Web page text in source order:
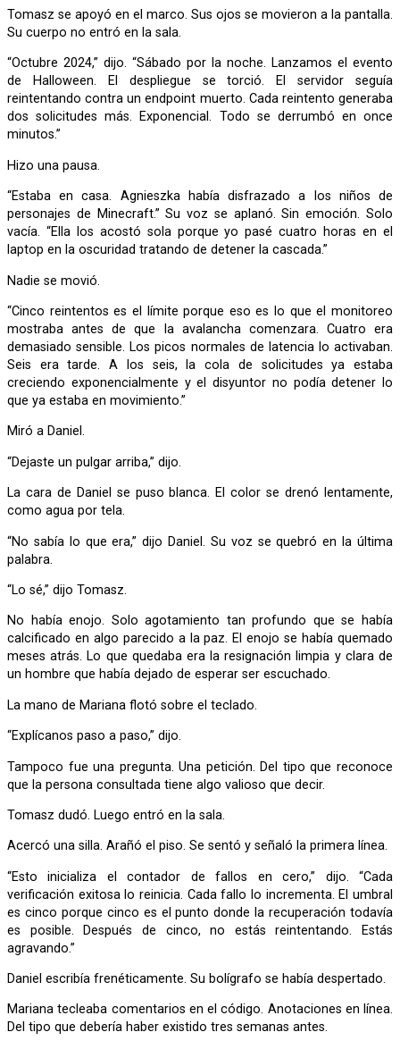
Tomasz se apoyó en el marco. Sus ojos se movieron a la pantalla.
Su cuerpo no entró en la sala.
“Octubre 2024,” dijo. “Sábado por la noche. Lanzamos el evento
de Halloween. El despliegue se torció. El servidor seguía
reintentando contra un endpoint muerto. Cada reintento generaba
dos solicitudes más. Exponencial. Todo se derrumbó en once
minutos.”
Hizo una pausa.
“Estaba en casa. Agnieszka había disfrazado a los niños de
personajes de Minecraft.” Su voz se aplanó. Sin emoción. Solo
vacía. “Ella los acostó sola porque yo pasé cuatro horas en el
laptop en la oscuridad tratando de detener la cascada.”
Nadie se movió.
“Cinco reintentos es el límite porque eso es lo que el monitoreo
mostraba antes de que la avalancha comenzara. Cuatro era
demasiado sensible. Los picos normales de latencia lo activaban.
Seis era tarde. A los seis, la cola de solicitudes ya estaba
creciendo exponencialmente y el disyuntor no podía detener lo
que ya estaba en movimiento.”
Miró a Daniel.
“Dejaste un pulgar arriba,” dijo.
La cara de Daniel se puso blanca. El color se drenó lentamente,
como agua por tela.
“No sabía lo que era,” dijo Daniel. Su voz se quebró en la última
palabra.
“Lo sé,” dijo Tomasz.
No había enojo. Solo agotamiento tan profundo que se había
calcificado en algo parecido a la paz. El enojo se había quemado
meses atrás. Lo que quedaba era la resignación limpia y clara de
un hombre que había dejado de esperar ser escuchado.
La mano de Mariana flotó sobre el teclado.
“Explícanos paso a paso,” dijo.
Tampoco fue una pregunta. Una petición. Del tipo que reconoce
que la persona consultada tiene algo valioso que decir.
Tomasz dudó. Luego entró en la sala.
Acercó una silla. Arañó el piso. Se sentó y señaló la primera línea.
“Esto inicializa el contador de fallos en cero,” dijo. “Cada
verificación exitosa lo reinicia. Cada fallo lo incrementa. El umbral
es cinco porque cinco es el punto donde la recuperación todavía
es posible. Después de cinco, no estás reintentando. Estás
agravando.”
Daniel escribía frenéticamente. Su bolígrafo se había despertado.
Mariana tecleaba comentarios en el código. Anotaciones en línea.
Del tipo que debería haber existido tres semanas antes.